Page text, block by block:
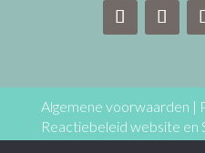
Algemene voorwaarden |
Reactiebeleid website en